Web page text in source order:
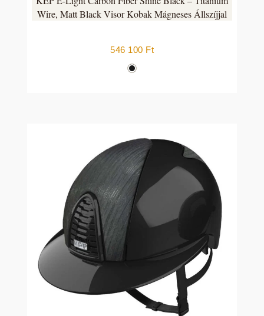
Wire, Matt Black Visor Kobak Mágneses Állszíjjal
546 100 Ft